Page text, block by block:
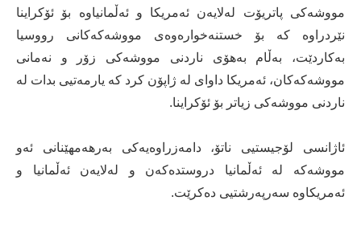
مووشەکی پاتریۆت لەلایەن ئەمریکا و ئەڵمانیاوە بۆ ئۆکراینا
نێردراوە کە بۆ خستنەخوارەوەی مووشەکەکانی رووسیا
بەکاردێت، بەڵام بەهۆی ناردنی مووشەکی زۆر و نەمانی
مووشەکەکان، ئەمریکا داوای لە ژاپۆن کرد کە یارمەتیی بدات لە
ناردنی مووشەکی زیاتر بۆ ئۆکراینا.
ئاژانسی لۆجیستیی ناتۆ، دامەزراوەیەکی بەرهەمهێنانی ئەو
مووشەکە لە ئەڵمانیا دروستدەکەن و لەلایەن ئەڵمانیا و
ئەمریکاوە سەرپەرشتیی دەکرێت.